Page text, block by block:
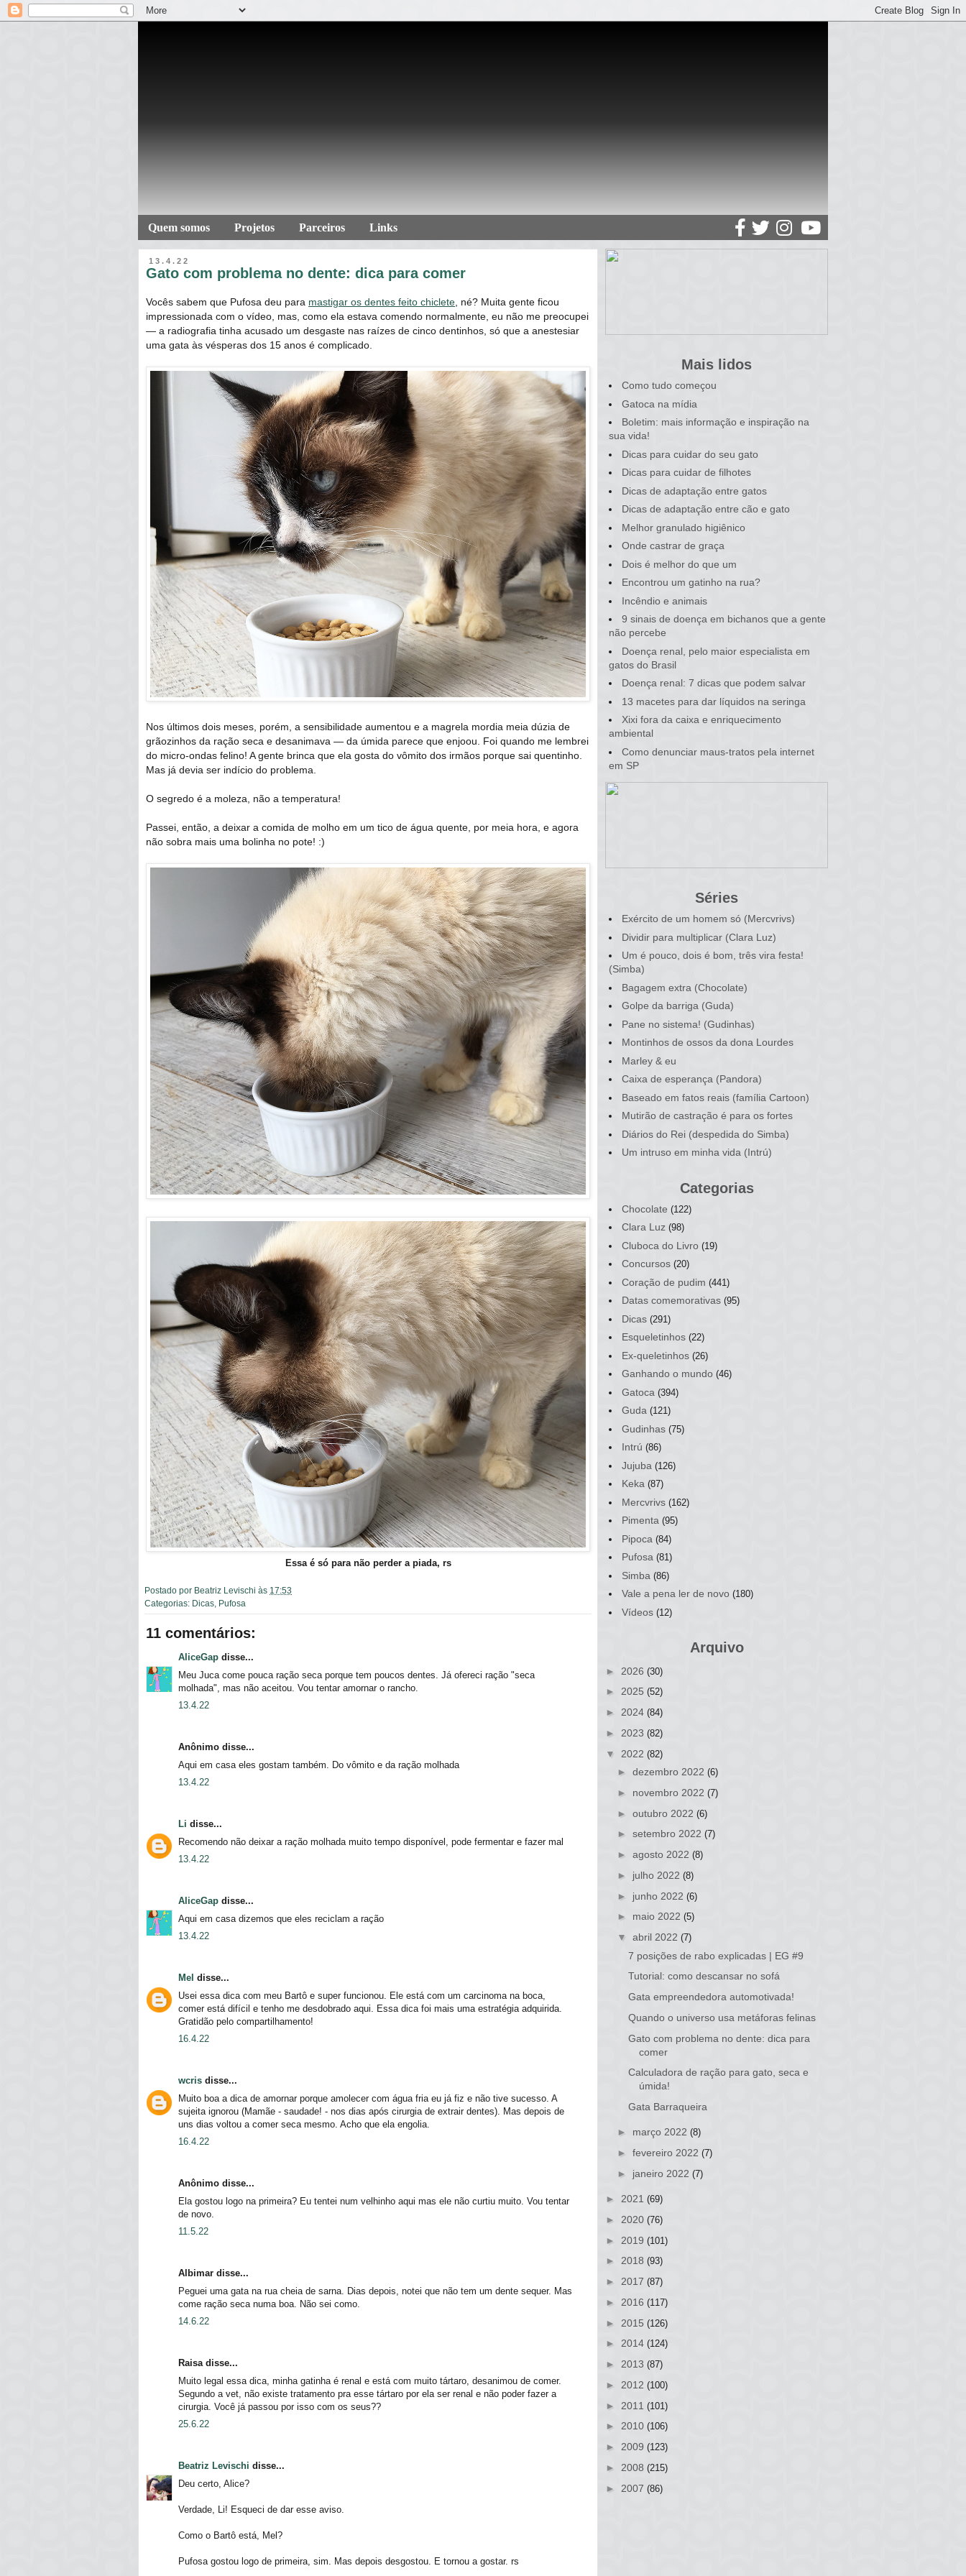
Quem somos Projetos Parceiros Links
13.4.22
Gato com problema no dente: dica para comer
Vocês sabem que Pufosa deu para mastigar os dentes feito chiclete , né? Muita gente ficou
impressionada com o vídeo, mas, como ela estava comendo normalmente, eu não me preocupei
— a radiografia tinha acusado um desgaste nas raízes de cinco dentinhos, só que a anestesiar
uma gata às vésperas dos 15 anos é complicado.
Nos últimos dois meses, porém, a sensibilidade aumentou e a magrela mordia meia dúzia de
grãozinhos da ração seca e desanimava — da úmida parece que enjoou. Foi quando me lembrei
do micro-ondas felino! A gente brinca que ela gosta do vômito dos irmãos porque sai quentinho.
Mas já devia ser indício do problema.
O segredo é a moleza, não a temperatura!
Passei, então, a deixar a comida de molho em um tico de água quente, por meia hora, e agora
não sobra mais uma bolinha no pote! :)
Essa é só para não perder a piada, rs
Postado por Beatriz Levischi às 17:53
Categorias: Dicas Pufosa
11 comentários:
AliceGap disse...
Meu Juca come pouca ração seca porque tem poucos dentes. Já ofereci ração "seca
molhada", mas não aceitou. Vou tentar amornar o rancho.
13.4.22
Anônimo disse...
Aqui em casa eles gostam também. Do vômito e da ração molhada
13.4.22
Li disse...
Recomendo não deixar a ração molhada muito tempo disponível, pode fermentar e fazer mal
13.4.22
AliceGap disse...
Aqui em casa dizemos que eles reciclam a ração
13.4.22
Mel disse...
Usei essa dica com meu Bartô e super funcionou. Ele está com um carcinoma na boca,
comer está difícil e tenho me desdobrado aqui. Essa dica foi mais uma estratégia adquirida.
Gratidão pelo compartilhamento!
16.4.22
wcris disse...
Muito boa a dica de amornar porque amolecer com água fria eu já fiz e não tive sucesso. A
sujeita ignorou (Mamãe - saudade! - nos dias após cirurgia de extrair dentes). Mas depois de
uns dias voltou a comer seca mesmo. Acho que ela engolia.
16.4.22
Anônimo disse...
Ela gostou logo na primeira? Eu tentei num velhinho aqui mas ele não curtiu muito. Vou tentar
de novo.
11.5.22
Albimar disse...
Peguei uma gata na rua cheia de sarna. Dias depois, notei que não tem um dente sequer. Mas
come ração seca numa boa. Não sei como.
14.6.22
Raisa disse...
Muito legal essa dica, minha gatinha é renal e está com muito tártaro, desanimou de comer.
Segundo a vet, não existe tratamento pra esse tártaro por ela ser renal e não poder fazer a
cirurgia. Você já passou por isso com os seus??
25.6.22
Beatriz Levischi disse...
Deu certo, Alice?
Verdade, Li! Esqueci de dar esse aviso.
Como o Bartô está, Mel?
Pufosa gostou logo de primeira, sim. Mas depois desgostou. E tornou a gostar. rs
Mais lidos
Como tudo começou
Gatoca na mídia
Boletim: mais informação e inspiração na
sua vida!
Dicas para cuidar do seu gato
Dicas para cuidar de filhotes
Dicas de adaptação entre gatos
Dicas de adaptação entre cão e gato
Melhor granulado higiênico
Onde castrar de graça
Dois é melhor do que um
Encontrou um gatinho na rua?
Incêndio e animais
9 sinais de doença em bichanos que a gente
não percebe
Doença renal, pelo maior especialista em
gatos do Brasil
Doença renal: 7 dicas que podem salvar
13 macetes para dar líquidos na seringa
Xixi fora da caixa e enriquecimento
ambiental
Como denunciar maus-tratos pela internet
em SP
Séries
Exército de um homem só (Mercvrivs)
Dividir para multiplicar (Clara Luz)
Um é pouco, dois é bom, três vira festa!
(Simba)
Bagagem extra (Chocolate)
Golpe da barriga (Guda)
Pane no sistema! (Gudinhas)
Montinhos de ossos da dona Lourdes
Marley & eu
Caixa de esperança (Pandora)
Baseado em fatos reais (família Cartoon)
Mutirão de castração é para os fortes
Diários do Rei (despedida do Simba)
Um intruso em minha vida (Intrú)
Categorias
Chocolate (122)
Clara Luz (98)
Cluboca do Livro (19)
Concursos (20)
Coração de pudim (441)
Datas comemorativas (95)
Dicas (291)
Esqueletinhos (22)
Ex-queletinhos (26)
Ganhando o mundo (46)
Gatoca (394)
Guda (121)
Gudinhas (75)
Intrú (86)
Jujuba (126)
Keka (87)
Mercvrivs (162)
Pimenta (95)
Pipoca (84)
Pufosa (81)
Simba (86)
Vale a pena ler de novo (180)
Vídeos (12)
Arquivo
► 2026 (30)
► 2025 (52)
► 2024 (84)
► 2023 (82)
▼ 2022 (82)
► dezembro 2022 (6)
► novembro 2022 (7)
► outubro 2022 (6)
► setembro 2022 (7)
► agosto 2022 (8)
► julho 2022 (8)
► junho 2022 (6)
► maio 2022 (5)
▼ abril 2022 (7)
7 posições de rabo explicadas | EG #9
Tutorial: como descansar no sofá
Gata empreendedora automotivada!
Quando o universo usa metáforas felinas
Gato com problema no dente: dica para
comer
Calculadora de ração para gato, seca e
úmida!
Gata Barraqueira
► março 2022 (8)
► fevereiro 2022 (7)
► janeiro 2022 (7)
► 2021 (69)
► 2020 (76)
► 2019 (101)
► 2018 (93)
► 2017 (87)
► 2016 (117)
► 2015 (126)
► 2014 (124)
► 2013 (87)
► 2012 (100)
► 2011 (101)
► 2010 (106)
► 2009 (123)
► 2008 (215)
► 2007 (86)